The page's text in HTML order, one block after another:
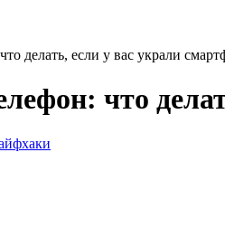
делать, если у вас украли
что